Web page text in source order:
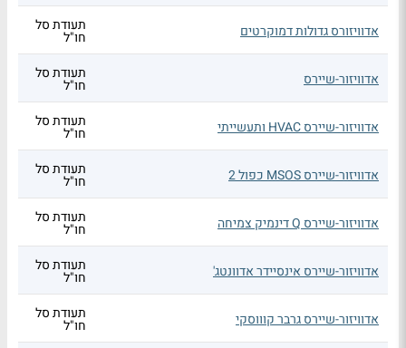
אדוויזורס גדולות דמוקרטים תעודת סל
חו"ל
אדוויזור-שיירס תעודת סל
חו"ל
אדוויזור-שיירס HVAC ותעשייתי תעודת סל
חו"ל
אדוויזור-שיירס MSOS כפול 2 תעודת סל
חו"ל
אדוויזור-שיירס Q דינמיק צמיחה תעודת סל
חו"ל
אדוויזור-שיירס אינסיידר אדוונטג' תעודת סל
חו"ל
אדוויזור-שיירס גרבר קוווסקי תעודת סל
חו"ל